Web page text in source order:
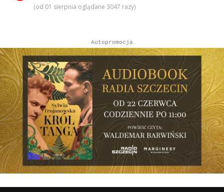
(od 01 sierpnia oglądane 3047 razy)
Autopromocja